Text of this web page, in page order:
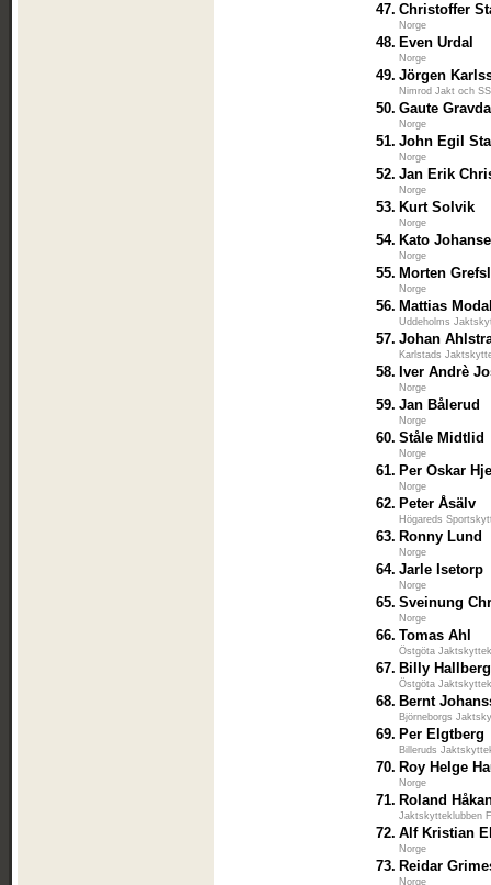
47. Christoffer
Norge
48. Even Urdal
Norge
49. Jörgen
Nimrod Jakt och
50. Gaute
Norge
51. John Egil
Norge
52. Jan Erik
Norge
53. Kurt Solvik
Norge
54. Kato
Norge
55. Morten
Norge
56. Mattias
Uddeholms
57. Johan
Karlstads
58. Iver Andrè
Norge
59. Jan Bålerud
Norge
60. Ståle Midtlid
Norge
61. Per Oskar
Norge
62. Peter Åsälv
Högareds
63. Ronny Lund
Norge
64. Jarle Isetorp
Norge
65. Sveinung
Norge
66. Tomas Ahl
Östgöta
67. Billy Hallberg
Östgöta
68. Bernt
Björneborgs
69. Per Elgtberg
Billeruds
70. Roy Helge
Norge
71. Roland
Jaktskytteklubben
72. Alf Kristian
Norge
73. Reidar
Norge